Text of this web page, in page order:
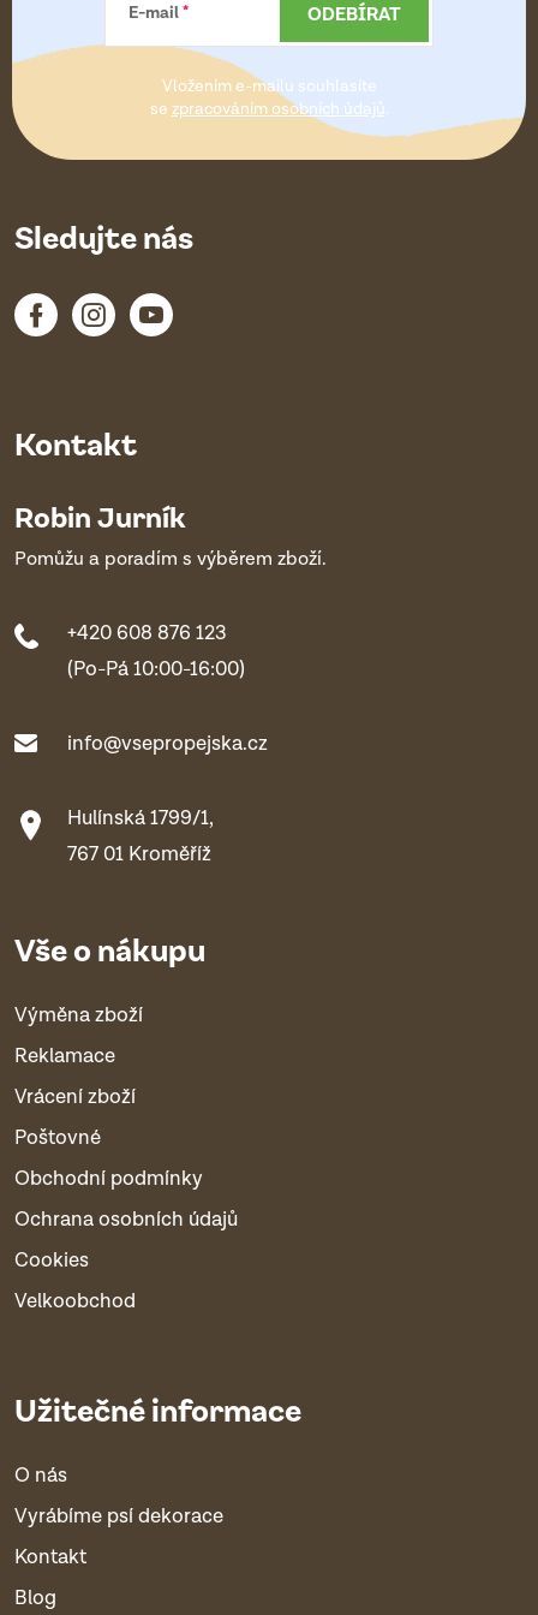
t
E-mail
Vložením e-mailu souhlasíte
se zpracováním osobních údajů.
ODEBÍRAT
Kontakt
Robin Jurník
Pomůžu a poradím s výběrem zboží.
+420 608 876 123
(Po-Pá 10:00-16:00)
info@vsepropejska.cz
Hulínská 1799/1,
767 01 Kroměříž
Vše o nákupu
Výměna zboží
Reklamace
Vrácení zboží
Poštovné
Obchodní podmínky
Ochrana osobních údajů
Cookies
Velkoobchod
Užitečné informace
O nás
Vyrábíme psí dekorace
Kontakt
Blog
Sledujte nás